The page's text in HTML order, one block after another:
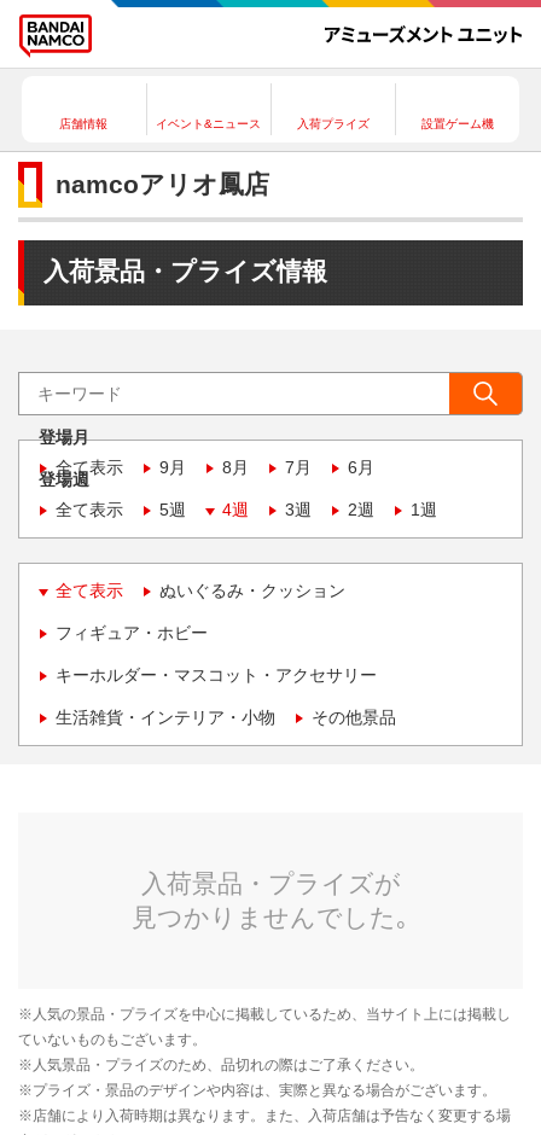
店舗情報 イベント&ニュース 入荷プライズ 設置ゲーム機
namcoアリオ鳳店
入荷景品・プライズ情報
登場月
全て表示
9月 8月 7月 6月
登場週
全て表示
5週 4週 3週 2週 1週
全て表示 ぬいぐるみ・クッション
フィギュア・ホビー
キーホルダー・マスコット・アクセサリー
生活雑貨・インテリア・小物 その他景品